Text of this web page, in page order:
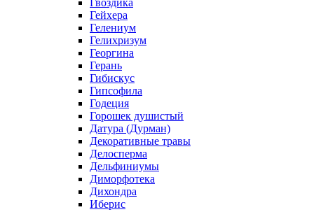
Гвоздика
Гейхера
Гелениум
Гелихризум
Георгина
Герань
Гибискус
Гипсофила
Годеция
Горошек душистый
Датура (Дурман)
Декоративные травы
Делосперма
Дельфиниумы
Диморфотека
Дихондра
Иберис